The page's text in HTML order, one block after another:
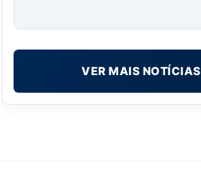
VER MAIS